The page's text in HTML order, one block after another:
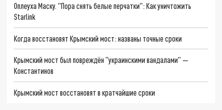
Оплеуха Маску. "Пора снять белые перчатки": Как уничтожить
Starlink
Когда восстановят Крымский мост: названы точные сроки
Крымский мост был повреждён "украинскими вандалами" —
Константинов
Крымский мост восстановят в кратчайшие сроки